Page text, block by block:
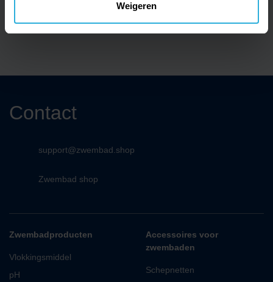
Weigeren
Klanten geven ons een9.0 / 10
Gecertificeerde webshop
Contact
support@zwembad.shop
Zwembad shop
Zwembadproducten
Vlokkingsmiddel
pH
Accessoires voor
zwembaden
Schepnetten